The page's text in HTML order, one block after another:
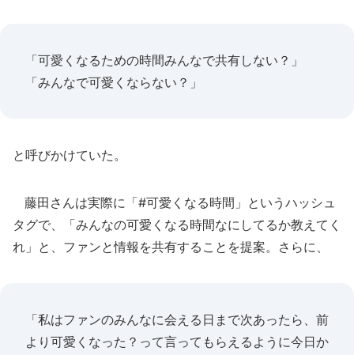
「可愛くなるための時間みんなで共有しない？」
「みんなで可愛くならない？」
と呼びかけていた。
藤田さんは実際に「#可愛くなる時間」というハッシュ
タグで、「みんなの可愛くなる時間なにしてるか教えてく
れ」と、ファンと情報を共有することを提案。さらに、
「私はファンのみんなに会える日まで次あったら、前
より可愛くなった？って言ってもらえるように今日か